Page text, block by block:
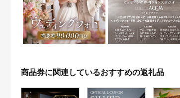
商品券に関連しているおすすめの返礼品